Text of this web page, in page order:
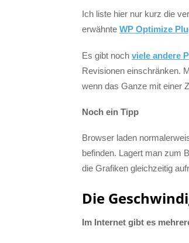
Ich liste hier nur kurz die
erwähnte WP Optimize
Es gibt noch viele andere
Revisionen einschränken.
wenn das Ganze mit einer
Noch ein Tipp
Browser laden
befinden. Lagert man zum
die Grafiken gleichzeitig
Die
Im Internet gibt es